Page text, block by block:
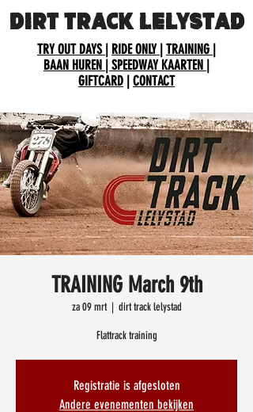
DIRT TRACK LELYSTAD
TRY OUT DAYS RIDE ONLY TRAINING
BAAN HUREN
| SPEEDWAY KAARTEN
GIFTCARD CONTACT
TRAINING March 9th
za 09 mrt
  |
dirt track lelystad
Flattrack training
Registratie is afgesloten
Andere evenementen bekijken